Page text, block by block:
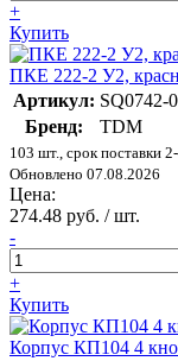
+
Купить
ПКЕ 222-2 У2,
Артикул: SQ0742-
Бренд:
TDM
103 шт., срок поставки
Обновлено 07.08.2026
Цена:
274.48 руб. / шт.
-
+
Купить
Корпус КП104 4